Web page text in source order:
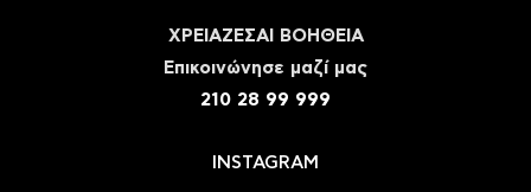
ΧΡΕΙΑΖΕΣΑΙ ΒΟΗΘΕΙΑ
Eπικοινώνησε μαζί μας
210 28 99 999
INSTAGRAM